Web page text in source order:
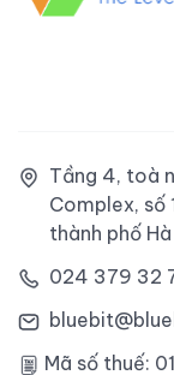
Tầng 4, toà
Complex, số
thành phố
024 379 32
Mã số thuế: